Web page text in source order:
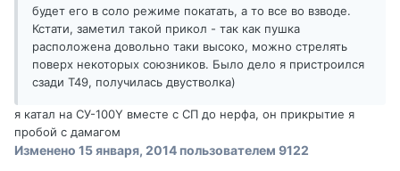
будет его в соло режиме покатать, а то все во взводе.
Кстати, заметил такой прикол - так как пушка
расположена довольно таки высоко, можно стрелять
поверх некоторых союзников. Было дело я пристроился
сзади Т49, получилась двустволка)
я катал на СУ-100Y вместе с СП до нерфа, он прикрытие я
пробой с дамагом
Изменено 15 января, 2014 пользователем 9122